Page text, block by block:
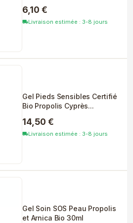
6,10 €
local_shippingLivraison estimée : 3-8 jours
Gel Pieds Sensibles Certifié
Bio Propolis Cyprès...
14,50 €
local_shippingLivraison estimée : 3-8 jours
Gel Soin SOS Peau Propolis
et Arnica Bio 30ml